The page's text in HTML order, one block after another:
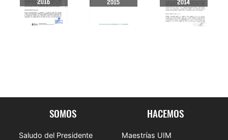
SOMOS
Saludo del Presidente
HACEMOS
Maestrías UIM